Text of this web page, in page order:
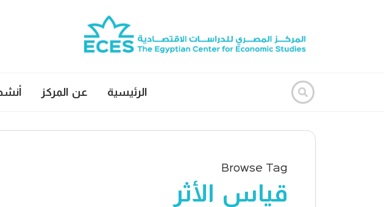
الرئيسية عن المركز
Browse Tag
قياس الأثر